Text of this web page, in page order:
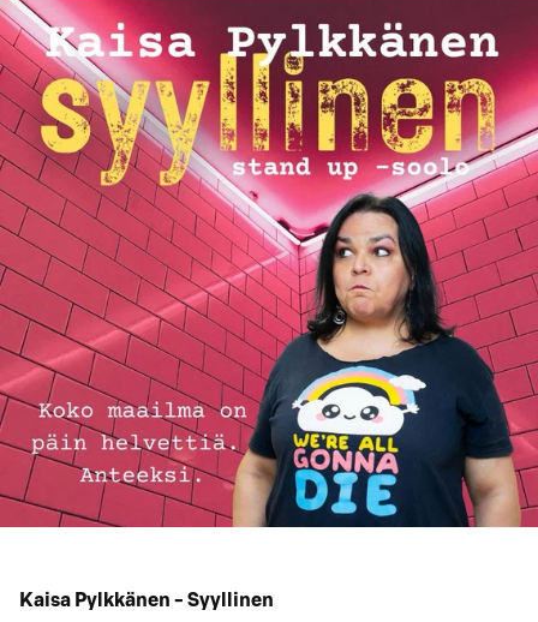
Kaisa Pylkkänen - Syyllinen